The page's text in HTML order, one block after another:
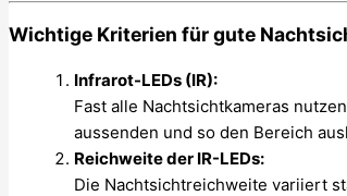
Wichtige Kriterien für gute
Infrarot-LEDs (IR):
Fast alle Nachtsichtkameras
aussenden und so den Bereich
Reichweite der IR-LEDs:
Die Nachtsichtreichweite variiert